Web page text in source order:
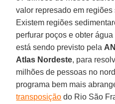
valor represado em
Existem regiões
perfurar poços e obter
está sendo previsto pela
Atlas Nordeste, para
milhões de pessoas no
programa bem mais
transposição do Rio São